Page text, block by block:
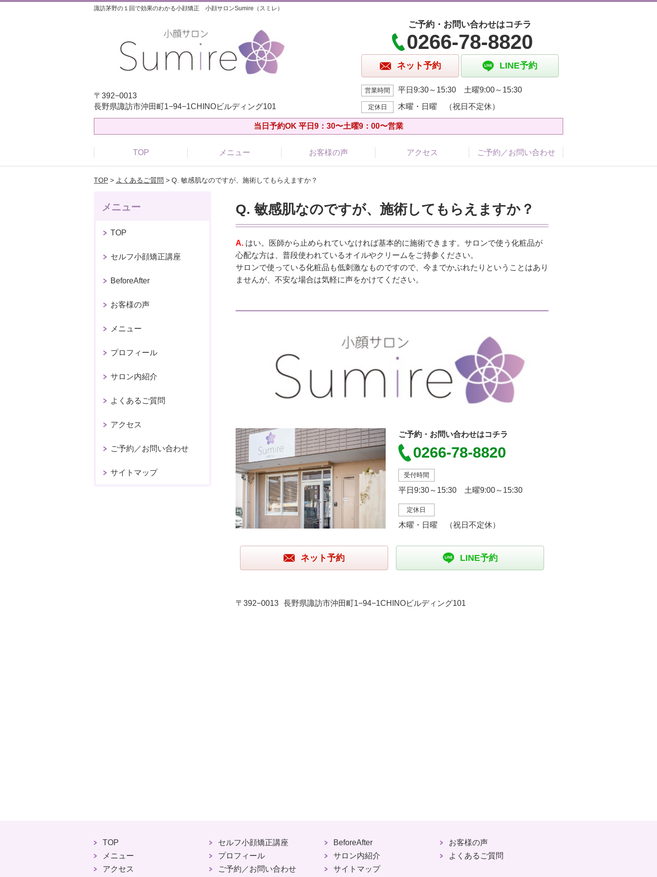
諏訪茅野の１回で効果のわかる小顔矯正 小顔サロンSumire（スミレ）
〒392−0013
長野県諏訪市沖田町1−94−1CHINOビルディング101
ご予約・お問い合わせはコチラ
0266-78-8820
ネット予約 LINE予約
営業時間 平日9:30～15:30 土曜9:00～15:30
定休日 木曜・日曜 （祝日不定休）
当日予約OK 平日9：30〜土曜9：00〜営業
TOP メニュー お客様の声 アクセス ご予約／お問い合わせ
TOP > よくあるご質問 > Q. 敏感肌なのですが、施術してもらえますか？
Q. 敏感肌なのですが、施術してもらえますか？
A. はい。医師から止められていなければ基本的に施術できます。サロンで使う化粧品が
心配な方は、普段使われているオイルやクリームをご持参ください。
サロンで使っている化粧品も低刺激なものですので、今までかぶれたりということはあり
ませんが、不安な場合は気軽に声をかけてください。
ご予約・お問い合わせはコチラ
0266-78-8820
受付時間
平日9:30～15:30 土曜9:00～15:30
定休日
木曜・日曜 （祝日不定休）
ネット予約 LINE予約
〒392−0013 長野県諏訪市沖田町1−94−1CHINOビルディング101
メニュー
TOP
セルフ小顔矯正講座
BeforeAfter
お客様の声
メニュー
プロフィール
サロン内紹介
よくあるご質問
アクセス
ご予約／お問い合わせ
サイトマップ
TOP セルフ小顔矯正講座 BeforeAfter
お客様の声
メニュー
プロフィール サロン内紹介
よくあるご質問
アクセス
ご予約／お問い合わせ サイトマップ